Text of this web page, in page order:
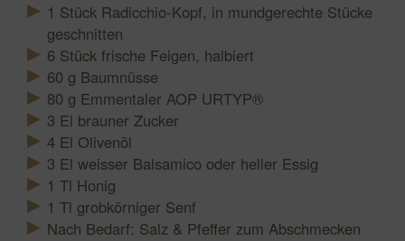
1 Stück Radicchio-Kopf, in mundgerechte Stücke
geschnitten
6 Stück frische Feigen, halbiert
60 g Baumnüsse
80 g Emmentaler AOP URTYP®
3 El brauner Zucker
4 El Olivenöl
3 El weisser Balsamico oder heller Essig
1 Tl Honig
1 Tl grobkörniger Senf
Nach Bedarf: Salz & Pfeffer zum Abschmecken